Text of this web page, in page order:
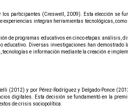
participantes (Creswell, 2009). Esta elección se
integran herramientas tecnológicas,
de programas educativos en cinco etapas: análisis,
Diversas investigaciones han
e información mediante la creación e
y por Pérez-Rodríguez y Delgado-Ponce
digitales. Esta decisión se fundamentó en la
de crisis sociopolítica.